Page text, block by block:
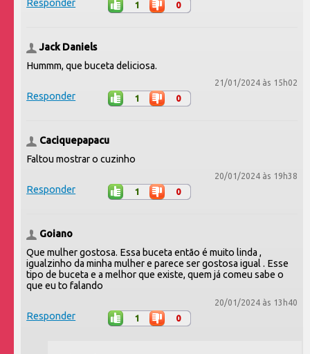
Responder 1 0
Jack Daniels
Hummm, que buceta deliciosa.
21/01/2024 às 15h02
Responder 1 0
Caciquepapacu
Faltou mostrar o cuzinho
20/01/2024 às 19h38
Responder 1 0
Goiano
Que mulher gostosa. Essa buceta então é muito linda ,
igualzinho da minha mulher e parece ser gostosa igual . Esse
tipo de buceta e a melhor que existe, quem já comeu sabe o
que eu to falando
20/01/2024 às 13h40
Responder 1 0